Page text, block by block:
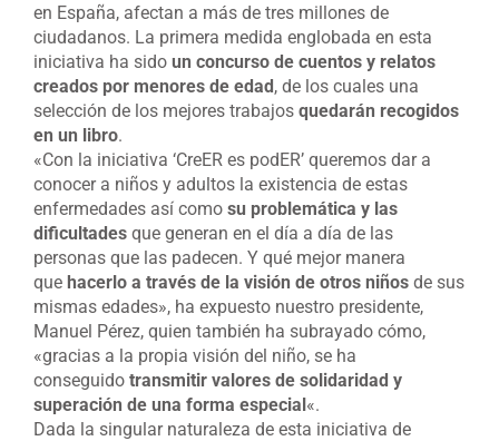
en España, afectan a más de tres millones de
ciudadanos. La primera medida englobada en esta
iniciativa ha sido un concurso de cuentos y relatos
creados por menores de edad, de los cuales una
selección de los mejores trabajos quedarán recogidos
en un libro.
«Con la iniciativa ‘CreER es podER’ queremos dar a
conocer a niños y adultos la existencia de estas
enfermedades así como su problemática y las
dificultades que generan en el día a día de las
personas que las padecen. Y qué mejor manera
que hacerlo a través de la visión de otros niños de sus
mismas edades», ha expuesto nuestro presidente,
Manuel Pérez, quien también ha subrayado cómo,
«gracias a la propia visión del niño, se ha
conseguido transmitir valores de solidaridad y
superación de una forma especial«.
Dada la singular naturaleza de esta iniciativa de